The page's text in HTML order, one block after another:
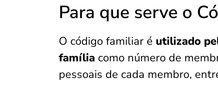
Para que serve o
O código familiar é utilizado
família como número de
pessoais de cada membro,